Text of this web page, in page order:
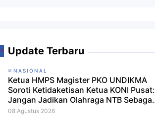
Update Terbaru
NASIONAL
Ketua HMPS Magister PKO UNDIKMA
Soroti Ketidaketisan Ketua KONI Pusat:
Jangan Jadikan Olahraga NTB Sebagai
Arena Kepentingan Sesaat
08 Agustus 2026